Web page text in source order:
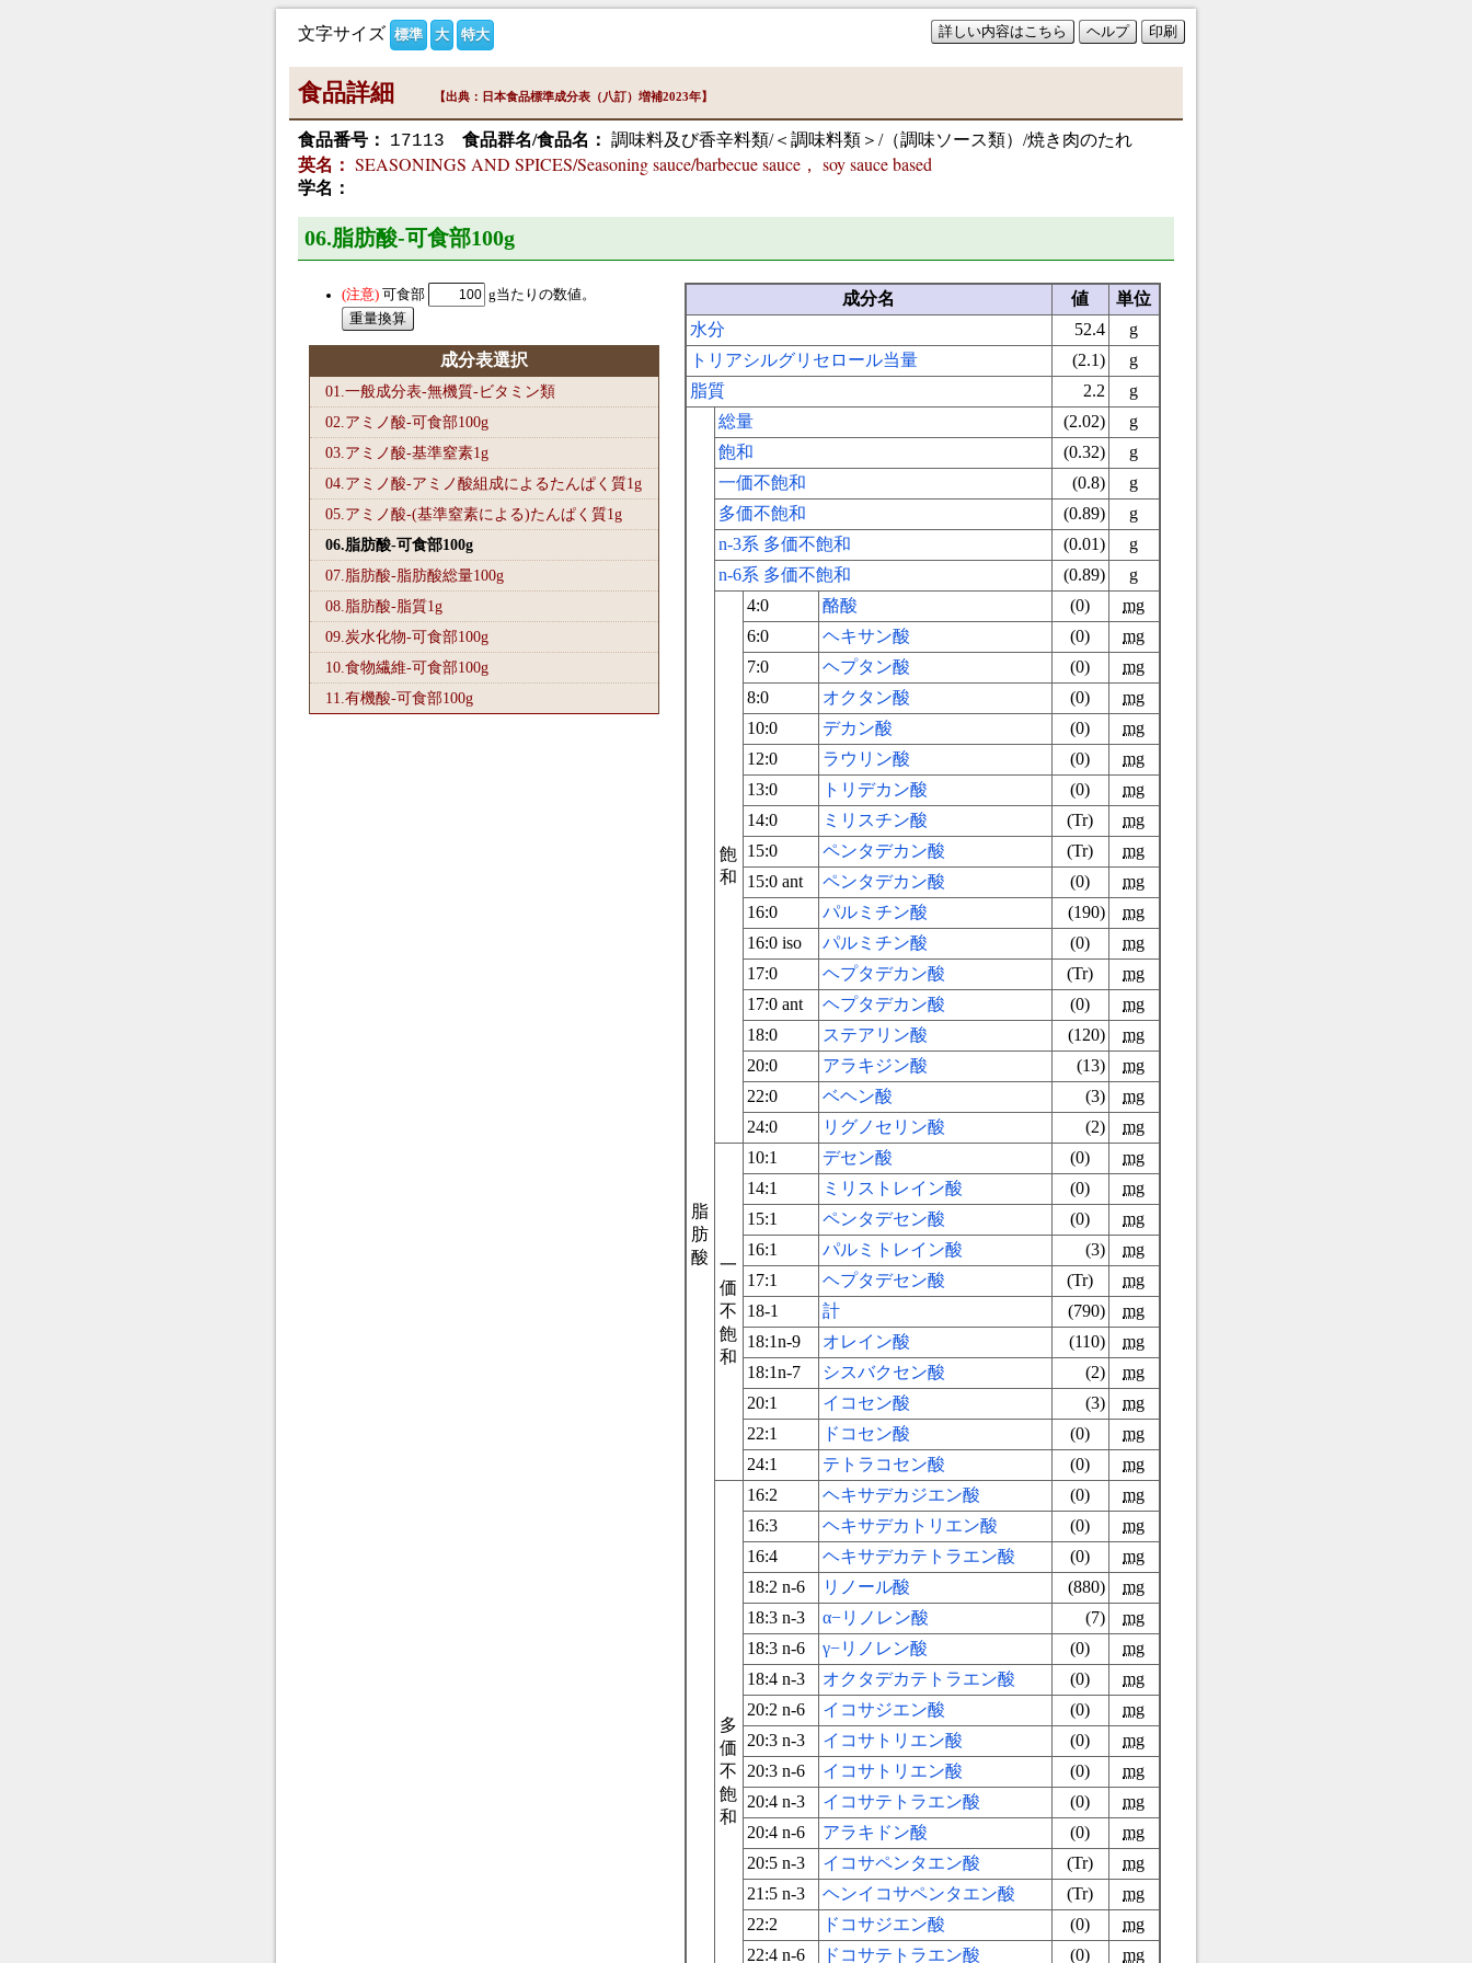
詳しい内容はこちら ヘルプ 印刷
文字サイズ 標準 大 特大
食品詳細 【出典：日本食品標準成分表（八訂）増補2023年】
食品番号： 17113 食品群名/食品名： 調味料及び香辛料類/＜調味料類＞/（調味ソース類）/焼き肉のたれ
英名： SEASONINGS AND SPICES/Seasoning sauce/barbecue sauce， soy sauce based
学名：
06.脂肪酸-可食部100g
可食部 g当たりの数値。
成分表選択
01.一般成分表-無機質-ビタミン類
02.アミノ酸-可食部100g
03.アミノ酸-基準窒素1g
04.アミノ酸-アミノ酸組成によるたんぱく質1g
05.アミノ酸-(基準窒素による)たんぱく質1g
06.脂肪酸-可食部100g
07.脂肪酸-脂肪酸総量100g
08.脂肪酸-脂質1g
09.炭水化物-可食部100g
10.食物繊維-可食部100g
11.有機酸-可食部100g
成分名 値
単位
水分
52.4
g
トリアシルグリセロール当量
(2.1)
g
脂質
2.2 g
脂
肪
酸
総量 (2.02)
g
飽和
(0.32)
g
一価不飽和
(0.8)
g
多価不飽和
(0.89)
g
n-3系 多価不飽和
(0.01)
g
n-6系 多価不飽和
(0.89) g
飽
和
4:0 酪酸 (0)
mg
6:0
ヘキサン酸 (0)
mg
7:0
ヘプタン酸 (0)
mg
8:0
オクタン酸 (0)
mg
10:0
デカン酸 (0)
mg
12:0
ラウリン酸 (0)
mg
13:0
トリデカン酸 (0)
mg
14:0
ミリスチン酸 (Tr)
mg
15:0
ペンタデカン酸 (Tr)
mg
15:0 ant
ペンタデカン酸 (0)
mg
16:0
パルミチン酸 (190)
mg
16:0 iso
パルミチン酸 (0)
mg
17:0
ヘプタデカン酸 (Tr)
mg
17:0 ant
ヘプタデカン酸 (0)
mg
18:0
ステアリン酸 (120)
mg
20:0
アラキジン酸 (13)
mg
22:0
ベヘン酸 (3)
mg
24:0
リグノセリン酸 (2) mg
一
価
不
飽
和
10:1 デセン酸 (0)
mg
14:1
ミリストレイン酸 (0)
mg
15:1
ペンタデセン酸 (0)
mg
16:1
パルミトレイン酸 (3)
mg
17:1
ヘプタデセン酸 (Tr)
mg
18-1
計 (790)
mg
18:1n-9
オレイン酸 (110)
mg
18:1n-7
シスバクセン酸 (2)
mg
20:1
イコセン酸 (3)
mg
22:1
ドコセン酸 (0)
mg
24:1
テトラコセン酸 (0) mg
多
価
不
飽
和
16:2 ヘキサデカジエン酸 (0)
mg
16:3
ヘキサデカトリエン酸 (0)
mg
16:4
ヘキサデカテトラエン酸 (0)
mg
18:2 n-6
リノール酸 (880)
mg
18:3 n-3
α−リノレン酸 (7)
mg
18:3 n-6
γ−リノレン酸 (0)
mg
18:4 n-3
オクタデカテトラエン酸 (0)
mg
20:2 n-6
イコサジエン酸 (0)
mg
20:3 n-3
イコサトリエン酸 (0)
mg
20:3 n-6
イコサトリエン酸 (0)
mg
20:4 n-3
イコサテトラエン酸 (0)
mg
20:4 n-6
アラキドン酸 (0)
mg
20:5 n-3
イコサペンタエン酸 (Tr)
mg
21:5 n-3
ヘンイコサペンタエン酸 (Tr)
mg
22:2
ドコサジエン酸 (0)
mg
22:4 n-6
ドコサテトラエン酸 (0) mg